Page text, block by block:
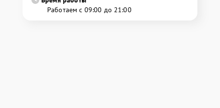
Работаем с 09:00 до 21:00